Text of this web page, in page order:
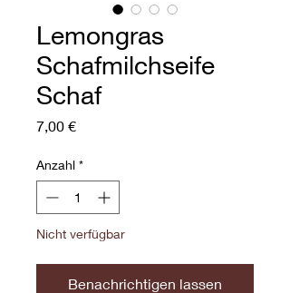
Lemongras
Schafmilchseife
Schaf
7,00 €Preis
Anzahl *
Nicht verfügbar
Benachrichtigen lassen